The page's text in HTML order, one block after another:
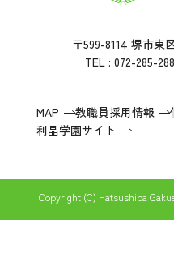
〒599-8114 堺市東
TEL : 072-285-
MAP 教職員採用情報
利晶学園サイト
Copyright (C) Hatsushiba